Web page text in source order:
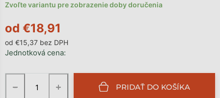
od €18,91
od €15,37 bez DPH
Jednotková cena:
Zvoľte variantu pre zobrazenie doby doručenia
+
− PRIDAŤ DO KOŠÍKA